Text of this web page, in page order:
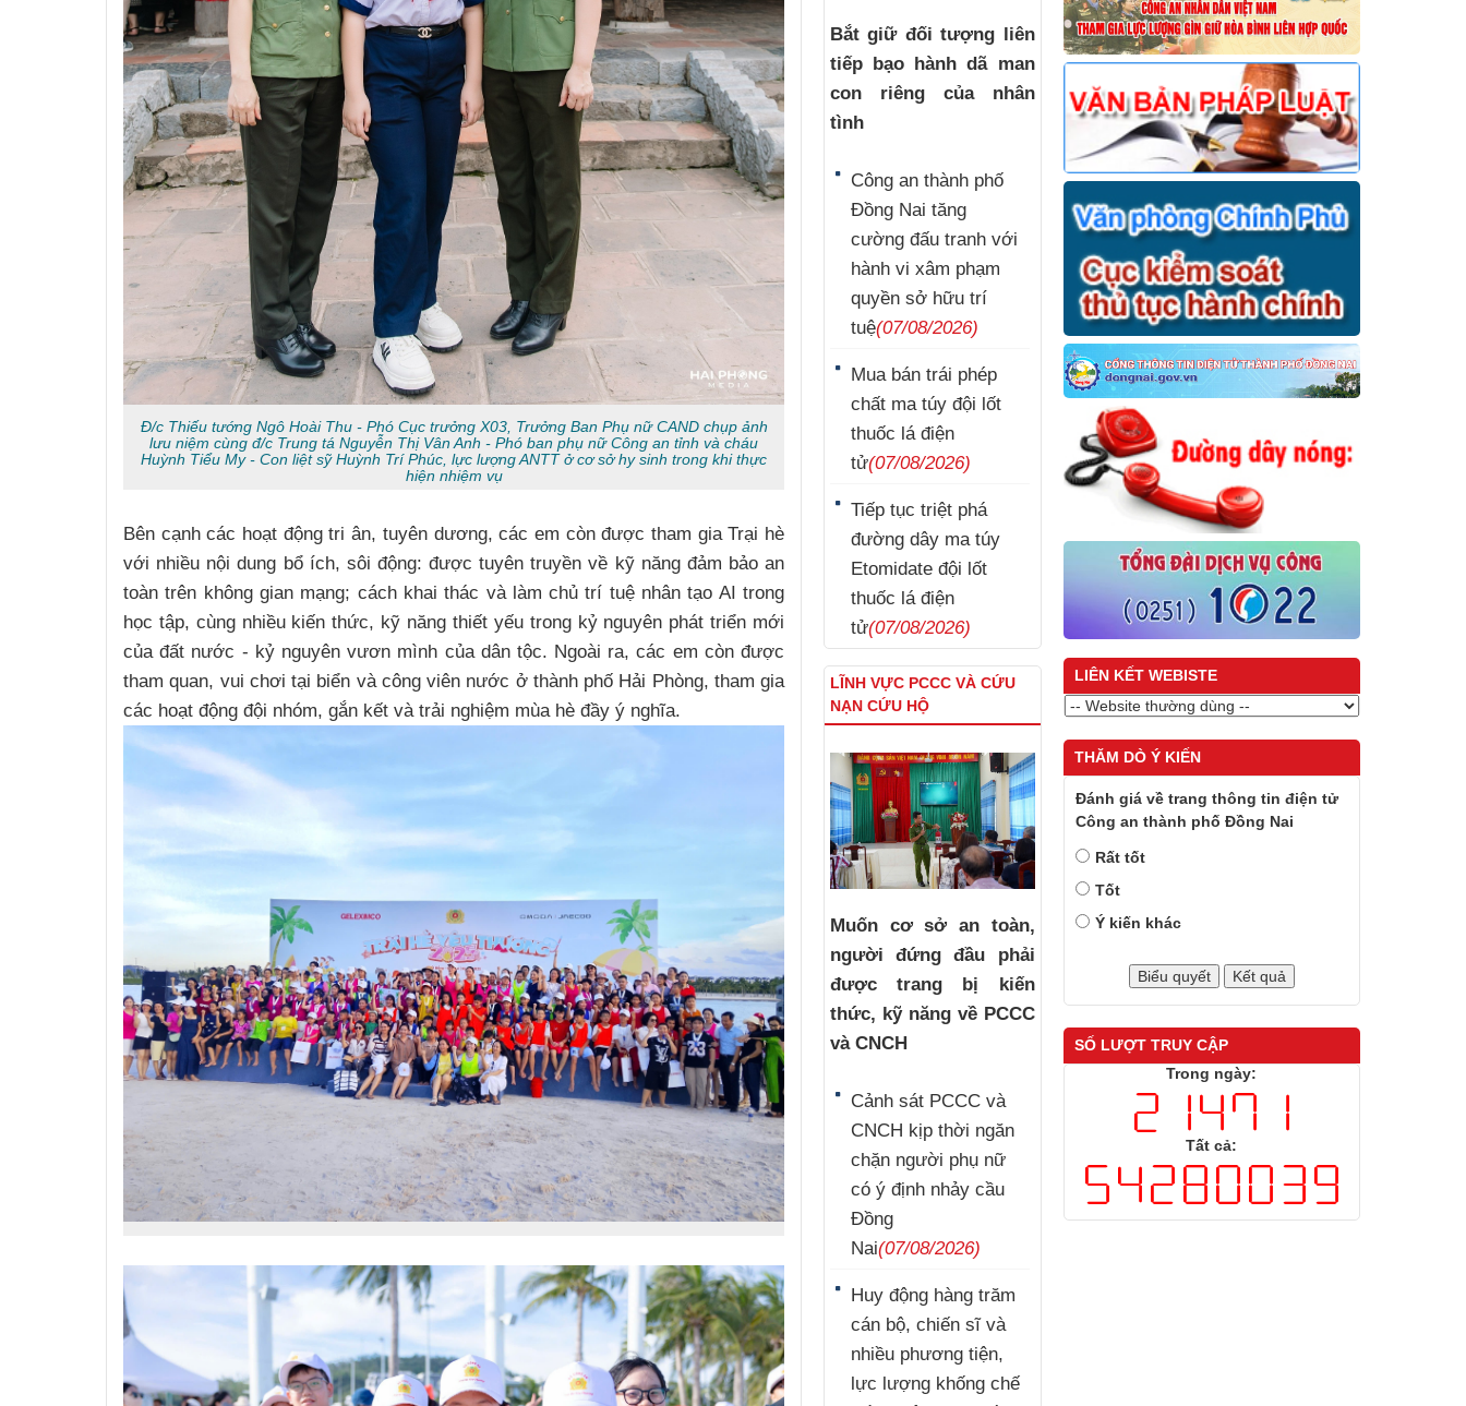
Đ/c Thiếu tướng Ngô Hoài Thu - Phó Cục trưởng X03, Trưởng Ban Phụ nữ CAND chụp ảnh
lưu niệm cùng đ/c Trung tá Nguyễn Thị Vân Anh - Phó ban phụ nữ Công an tỉnh và cháu
Huỳnh Tiểu My - Con liệt sỹ Huỳnh Trí Phúc, lực lượng ANTT ở cơ sở hy sinh trong khi thực
hiện nhiệm vụ
Bên cạnh các hoạt động tri ân, tuyên dương, các em còn được tham gia Trại hè
với nhiều nội dung bổ ích, sôi động: được tuyên truyền về kỹ năng đảm bảo an
toàn trên không gian mạng; cách khai thác và làm chủ trí tuệ nhân tạo AI trong
học tập, cùng nhiều kiến thức, kỹ năng thiết yếu trong kỷ nguyên phát triển mới
của đất nước - kỷ nguyên vươn mình của dân tộc. Ngoài ra, các em còn được
tham quan, vui chơi tại biển và công viên nước ở thành phố Hải Phòng, tham gia
các hoạt động đội nhóm, gắn kết và trải nghiệm mùa hè đầy ý nghĩa.
Bắt giữ đối tượng liên
tiếp bạo hành dã man
con riêng của nhân
tình
Công an thành phố
Đồng Nai tăng
cường đấu tranh với
hành vi xâm phạm
quyền sở hữu trí
tuệ(07/08/2026)
Mua bán trái phép
chất ma túy đội lốt
thuốc lá điện
tử(07/08/2026)
Tiếp tục triệt phá
đường dây ma túy
Etomidate đội lốt
thuốc lá điện
tử(07/08/2026)
LĨNH VỰC PCCC VÀ CỨU
NẠN CỨU HỘ
Muốn cơ sở an toàn,
người đứng đầu phải
được trang bị kiến
thức, kỹ năng về PCCC
và CNCH
Cảnh sát PCCC và
CNCH kịp thời ngăn
chặn người phụ nữ
có ý định nhảy cầu
Đồng
Nai(07/08/2026)
Huy động hàng trăm
cán bộ, chiến sĩ và
nhiều phương tiện,
lực lượng khống chế
LIÊN KẾT WEBISTE
THĂM DÒ Ý KIẾN
Đánh giá về trang thông tin điện tử
Công an thành phố Đồng Nai
Rất tốt
Tốt
Ý kiến khác
SỐ LƯỢT TRUY CẬP
Trong ngày:
Tất cả: